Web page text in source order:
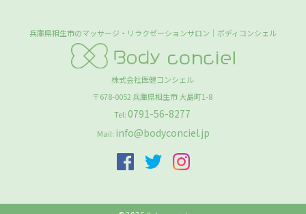
兵庫県相生市のマッサージ・リラクゼーションサロン｜ボディコンシェル
株式会社医健コンシェル
〒678-0052兵庫県相生市大島町1-8
Tel: 0791-56-8277
Mail: info@bodyconciel.jp